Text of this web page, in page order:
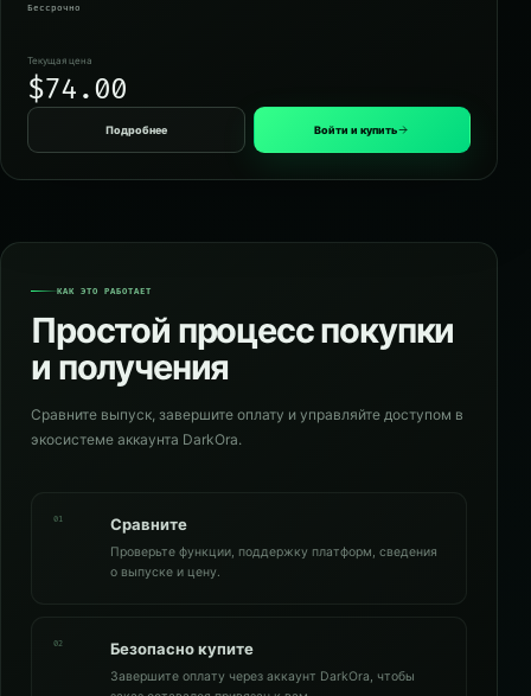
Бессрочно
Текущая цена
$74.00
Подробнее Войти и купить
КАК ЭТО РАБОТАЕТ
Простой процесс покупки
и получения
Сравните выпуск, завершите оплату и управляйте доступом в
экосистеме аккаунта DarkOra.
01 Сравните
Проверьте функции, поддержку платформ, сведения
о выпуске и цену.
02 Безопасно купите
Завершите оплату через аккаунт DarkOra, чтобы